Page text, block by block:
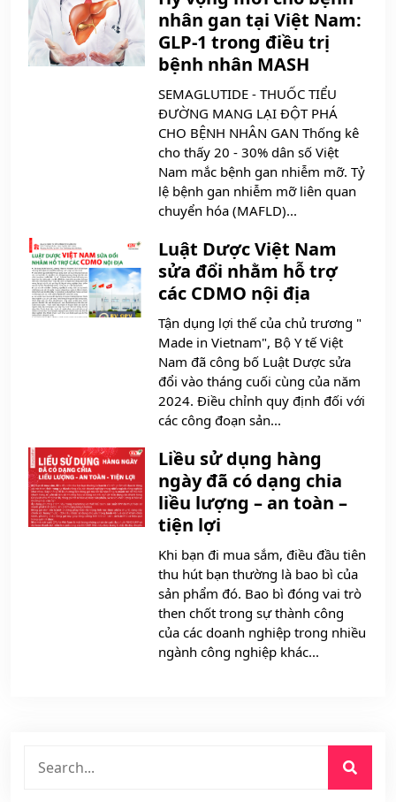
nhân gan tại Việt Nam:
GLP-1 trong điều trị
bệnh nhân MASH
SEMAGLUTIDE - THUỐC TIỂU
ĐƯỜNG MANG LẠI ĐỘT PHÁ
CHO BỆNH NHÂN GAN Thống kê
cho thấy 20 - 30% dân số Việt
Nam mắc bệnh gan nhiễm mỡ. Tỷ
lệ bệnh gan nhiễm mỡ liên quan
chuyển hóa (MAFLD)...
Luật Dược Việt Nam
sửa đổi nhằm hỗ trợ
các CDMO nội địa
Tận dụng lợi thế của chủ trương "
Made in Vietnam", Bộ Y tế Việt
Nam đã công bố Luật Dược sửa
đổi vào tháng cuối cùng của năm
2024. Điều chỉnh quy định đối với
các công đoạn sản...
Liều sử dụng hàng
ngày đã có dạng chia
liều lượng – an toàn –
tiện lợi
Khi bạn đi mua sắm, điều đầu tiên
thu hút bạn thường là bao bì của
sản phẩm đó. Bao bì đóng vai trò
then chốt trong sự thành công
của các doanh nghiệp trong nhiều
ngành công nghiệp khác...